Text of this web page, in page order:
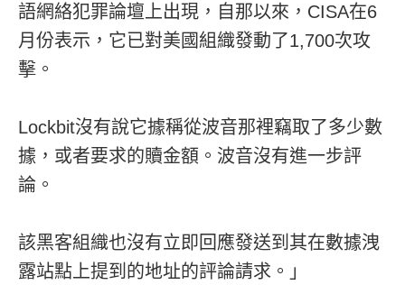
語網絡犯罪論壇上出現，自那以來，CISA在6
月份表示，它已對美國組織發動了1,700次攻
擊。
Lockbit沒有說它據稱從波音那裡竊取了多少數
據，或者要求的贖金額。波音沒有進一步評
論。
該黑客組織也沒有立即回應發送到其在數據洩
露站點上提到的地址的評論請求。」